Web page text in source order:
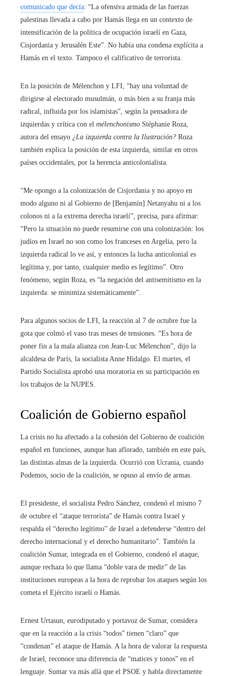
comunicado que decía: “La ofensiva armada de las fuerzas
palestinas llevada a cabo por Hamás llega en un contexto de
intensificación de la política de ocupación israelí en Gaza,
Cisjordania y Jerusalén Este”. No había una condena explícita a
Hamás en el texto. Tampoco el calificativo de terrorista.
En la posición de Mélenchon y LFI, “hay una voluntad de
dirigirse al electorado musulmán, o más bien a su franja más
radical, influida por los islamistas”, según la pensadora de
izquierdas y crítica con el mélenchonismo Stéphanie Roza,
autora del ensayo ¿La izquierda contra la Ilustración? Roza
también explica la posición de esta izquierda, similar en otros
países occidentales, por la herencia anticolonialista.
“Me opongo a la colonización de Cisjordania y no apoyo en
modo alguno ni al Gobierno de [Benjamín] Netanyahu ni a los
colonos ni a la extrema derecha israelí”, precisa, para afirmar:
“Pero la situación no puede resumirse con una colonización: los
judíos en Israel no son como los franceses en Argelia, pero la
izquierda radical lo ve así, y entonces la lucha anticolonial es
legítima y, por tanto, cualquier medio es legítimo”. Otro
fenómeno, según Roza, es “la negación del antisemitismo en la
izquierda: se minimiza sistemáticamente”.
Para algunos socios de LFI, la reacción al 7 de octubre fue la
gota que colmó el vaso tras meses de tensiones. “Es hora de
poner fin a la mala alianza con Jean-Luc Mélenchon”, dijo la
alcaldesa de París, la socialista Anne Hidalgo. El martes, el
Partido Socialista aprobó una moratoria en su participación en
los trabajos de la NUPES.
Coalición de Gobierno español
La crisis no ha afectado a la cohesión del Gobierno de coalición
español en funciones, aunque han aflorado, también en este país,
las distintas almas de la izquierda. Ocurrió con Ucrania, cuando
Podemos, socio de la coalición, se opuso al envío de armas.
El presidente, el socialista Pedro Sánchez, condenó el mismo 7
de octubre el “ataque terrorista” de Hamás contra Israel y
respalda el “derecho legítimo” de Israel a defenderse “dentro del
derecho internacional y el derecho humanitario”. También la
coalición Sumar, integrada en el Gobierno, condenó el ataque,
aunque rechaza lo que llama “doble vara de medir” de las
instituciones europeas a la hora de reprobar los ataques según los
cometa el Ejército israelí o Hamás.
Ernest Urtasun, eurodiputado y portavoz de Sumar, considera
que en la reacción a la crisis “todos” tienen “claro” que
“condenan” el ataque de Hamás. A la hora de valorar la respuesta
de Israel, reconoce una diferencia de “matices y tonos” en el
lenguaje. Sumar va más allá que el PSOE y habla directamente